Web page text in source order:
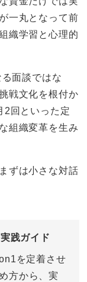
一丸となって前
織学習と心理的
面談ではな
戦文化を根付か
2回といった定
組織変革を生み
ずは小さな対話
践ガイド
を定着させ
方から、実